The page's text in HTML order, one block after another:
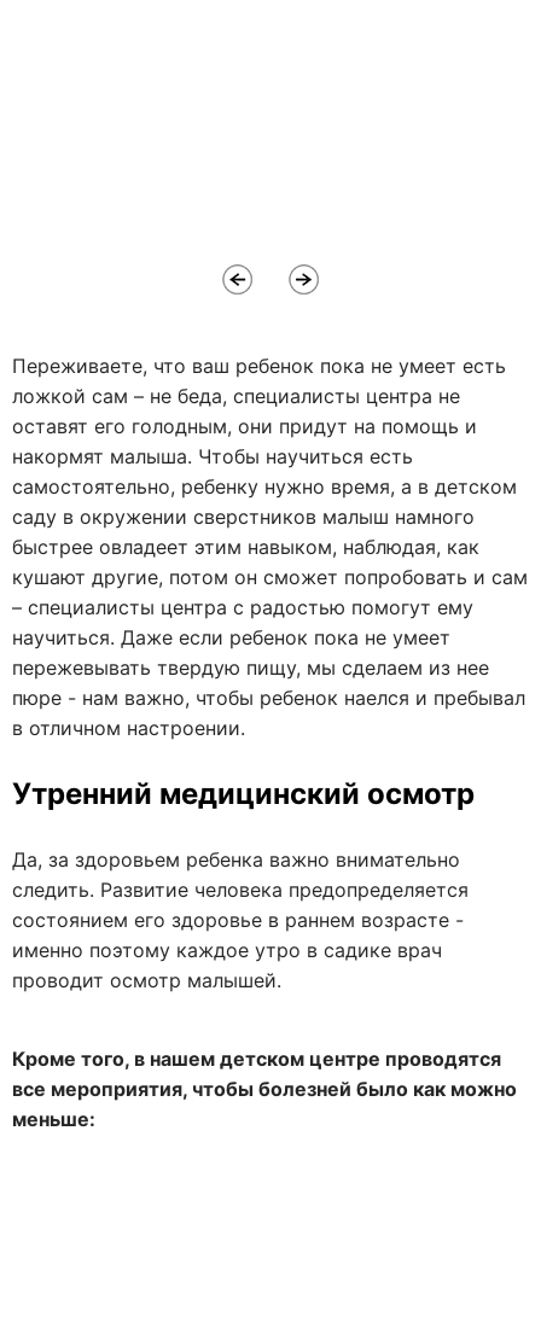
Переживаете, что ваш ребенок пока не умеет есть
ложкой сам – не беда, специалисты центра не
оставят его голодным, они придут на помощь и
накормят малыша. Чтобы научиться есть
самостоятельно, ребенку нужно время, а в детском
саду в окружении сверстников малыш намного
быстрее овладеет этим навыком, наблюдая, как
кушают другие, потом он сможет попробовать и сам
– специалисты центра с радостью помогут ему
научиться. Даже если ребенок пока не умеет
пережевывать твердую пищу, мы сделаем из нее
пюре - нам важно, чтобы ребенок наелся и пребывал
в отличном настроении.
Утренний медицинский осмотр
Да, за здоровьем ребенка важно внимательно
следить. Развитие человека предопределяется
состоянием его здоровье в раннем возрасте -
именно поэтому каждое утро в садике врач
проводит осмотр малышей.
Кроме того, в нашем детском центре проводятся
все мероприятия, чтобы болезней было как можно
меньше: